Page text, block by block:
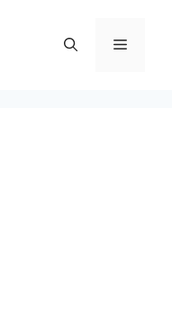
메